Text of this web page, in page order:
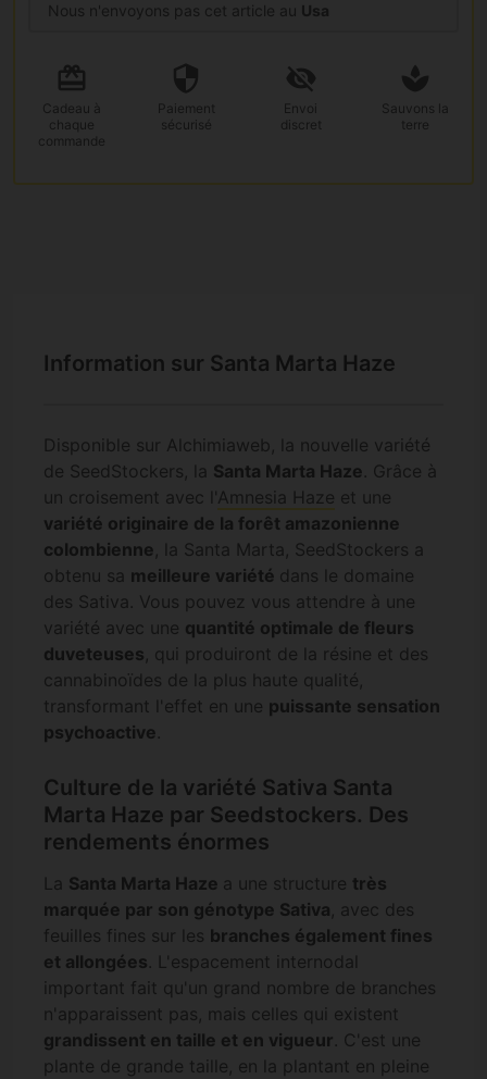
Nous n'envoyons pas cet article au Usa
Cadeau à
chaque
commande
Paiement
sécurisé
Envoi
discret
Sauvons la
terre
Information sur Santa Marta Haze
Disponible sur Alchimiaweb, la nouvelle variété
de SeedStockers, la Santa Marta Haze. Grâce à
un croisement avec l' Amnesia Haze et une
variété originaire de la forêt amazonienne
colombienne, la Santa Marta, SeedStockers a
obtenu sa meilleure variété dans le domaine
des Sativa. Vous pouvez vous attendre à une
variété avec une quantité optimale de fleurs
duveteuses, qui produiront de la résine et des
cannabinoïdes de la plus haute qualité,
transformant l'effet en une puissante sensation
psychoactive.
Culture de la variété Sativa Santa
Marta Haze par Seedstockers. Des
rendements énormes
La Santa Marta Haze a une structure très
marquée par son génotype Sativa, avec des
feuilles fines sur les branches également fines
et allongées. L'espacement internodal
important fait qu'un grand nombre de branches
n'apparaissent pas, mais celles qui existent
grandissent en taille et en vigueur. C'est une
plante de grande taille, en la plantant en pleine